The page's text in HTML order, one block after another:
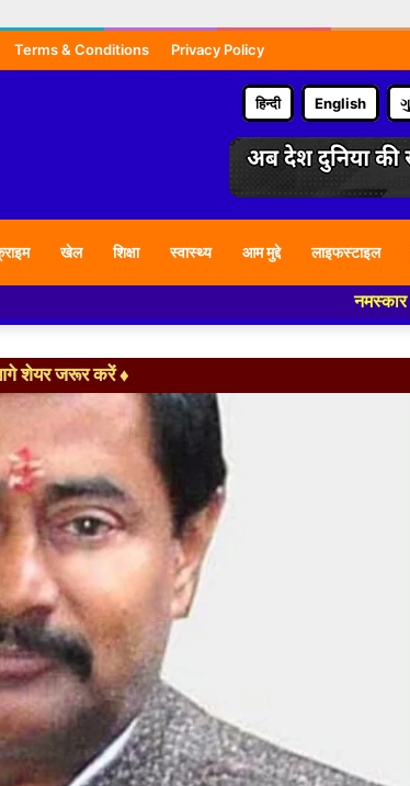
Terms & Conditions Privacy Policy
हिन्दी English
खेल शिक्षा स्वास्थ्य आम मुद्दे लाइफस्टाइल
नमस्कार हमारे न्यूज
शेयर जरूर करें ♦